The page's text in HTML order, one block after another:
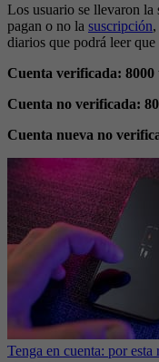
Los usuario se llevaron la
pagan o no la suscripción
diarios que podrá leer
Cuenta verificada:
Cuenta no verificada:
Cuenta nueva no
Tenga en cuenta: por